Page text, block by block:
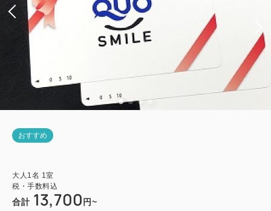
おすすめ
大人 1 名 1 室
税・手数料込
合計 13,700 円~